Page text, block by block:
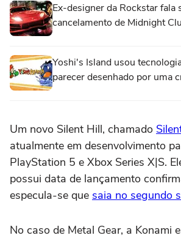
Ex-designer da Rockstar fala
cancelamento de Midnight
Yoshi's Island usou
parecer desenhado por uma
Um novo Silent Hill, chamado
atualmente em desenvolvimento
PlayStation 5 e Xbox Series X|S.
possui data de lançamento
especula-se que saia no segundo
No caso de Metal Gear, a Konami